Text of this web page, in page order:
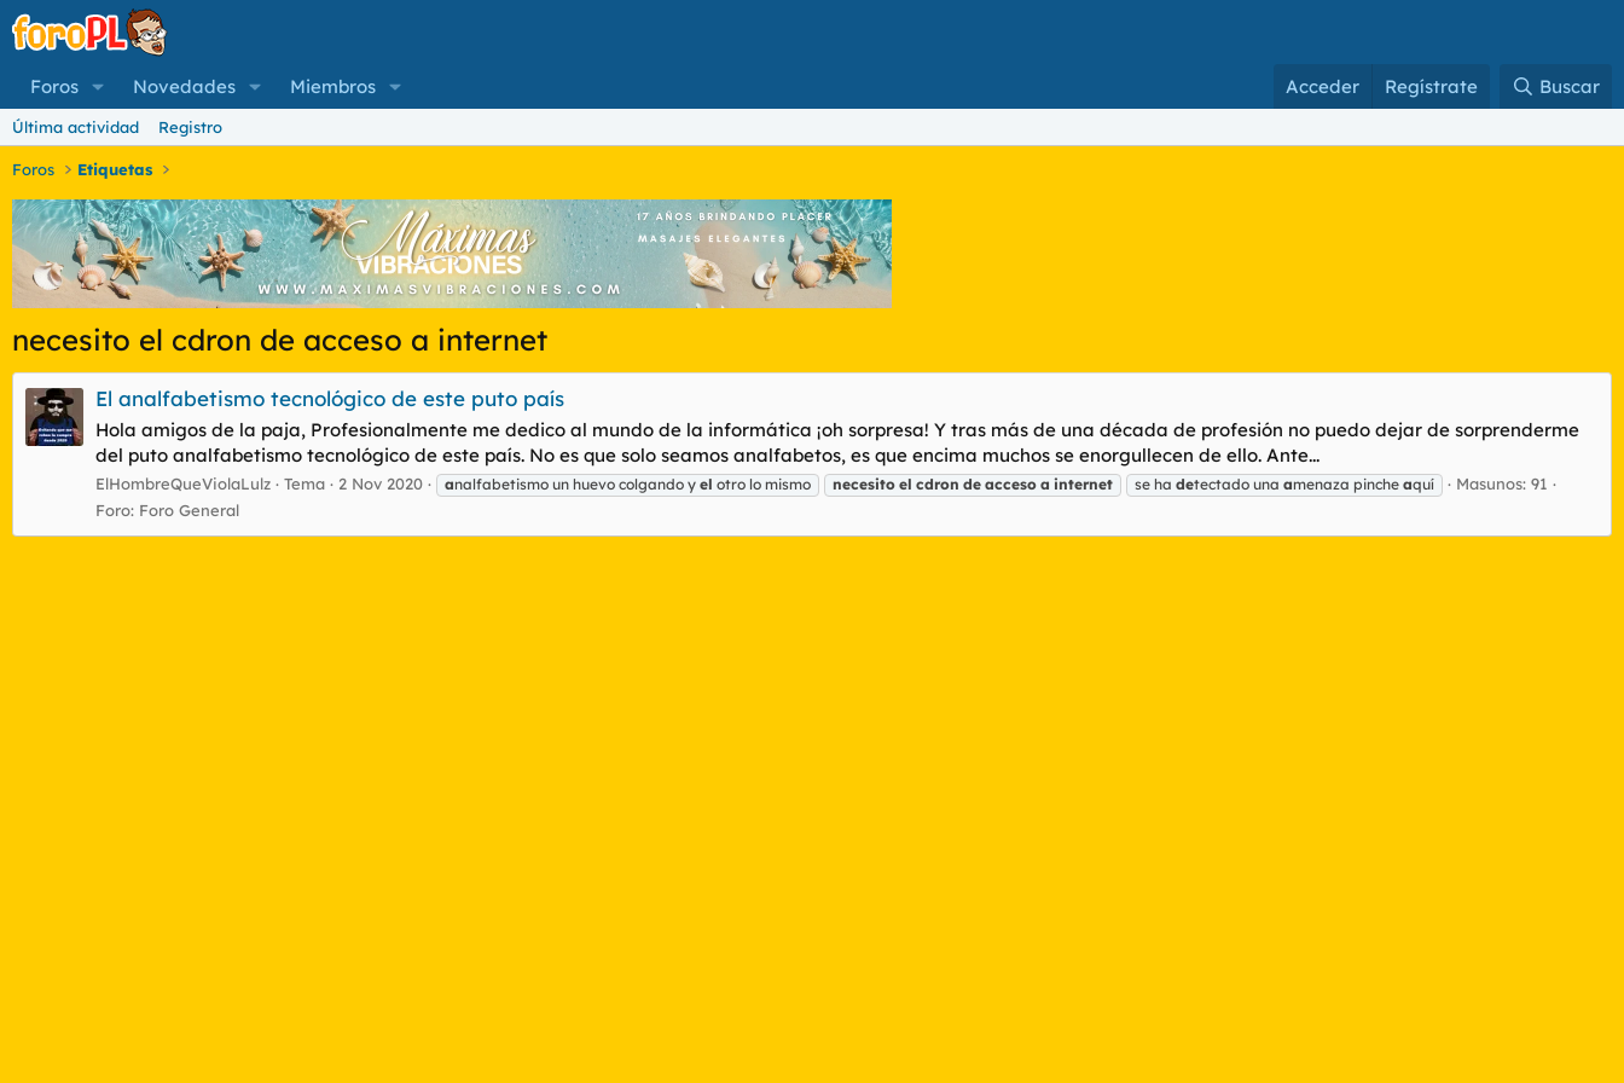
Foros Novedades Miembros Acceder Regístrate Buscar
Última actividad Registro
Foros Etiquetas
necesito el cdron de acceso a internet
El analfabetismo tecnológico de este puto país
Hola amigos de la paja, Profesionalmente me dedico al mundo de la informática ¡oh sorpresa! Y tras más de una década de profesión no puedo dejar de sorprenderme
del puto analfabetismo tecnológico de este país. No es que solo seamos analfabetos, es que encima muchos se enorgullecen de ello. Ante...
ElHombreQueViolaLulz Tema 2 Nov 2020 analfabetismo un huevo colgando y el otro lo mismo necesito el cdron de acceso a internet se ha detectado una amenaza pinche aquí
Masunos: 91
Foro: Foro General